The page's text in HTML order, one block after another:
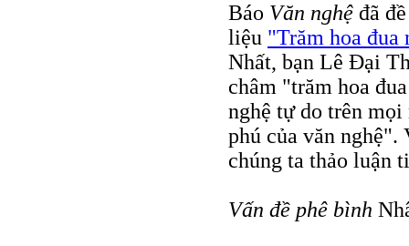
Báo Văn nghệ đã
liệu "Trăm hoa đua
Nhất, bạn Lê Đại
châm "trăm hoa
nghệ tự do trên
phú của văn nghệ".
chúng ta thảo luận
Vấn đề phê bình